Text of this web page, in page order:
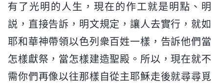
有了光明的人生，現在的作工就是明點、明
説，直接告訴，明文規定，讓人去實行，就如
耶和華神帶領以色列衆百姓一樣，告訴他們當
怎樣獻祭，當怎樣建造聖殿。所以，現在就不
需你們再像以往那樣自從主耶穌走後就尋尋覓